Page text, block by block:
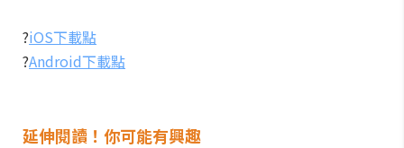
?iOS下載點
?Android下載點
延伸閱讀！你可能有興趣